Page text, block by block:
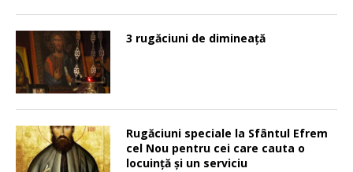
3 rugăciuni de dimineață
Rugăciuni speciale la Sfântul Efrem
cel Nou pentru cei care cauta o
locuinţă şi un serviciu